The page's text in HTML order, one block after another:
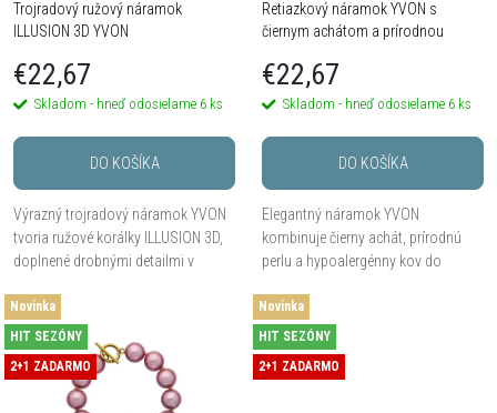
e
p
r
o
d
u
k
p
r
d
u
k
t
Trojradový ružový náramok
ILLUSION 3D YVON
€22,67
Skladom - hneď odosielame 6 ks
DO KOŠÍKA
Výrazný trojradový náramok YVON
tvoria ružové korálky ILLUSION 3D,
doplnené drobnými detailmi v
svetla vytvárajú pôsobivý efekt
priestorovej...
Retiazkový náramok YVON s
čiernym achátom a prírodnou
€22,67
Skladom - hneď odosielame 6 ks
DO KOŠÍKA
Elegantný náramok YVON
kombinuje čierny achát, prírodnú
perlu a hypoalergénny kov do
niekoľkými ozdobnými príveskami.
Zapínanie na karabínku s...
Novinka
HIT SEZÓNY
2+1 ZADARMO
Novinka
HIT SEZÓNY
2+1 ZADARMO